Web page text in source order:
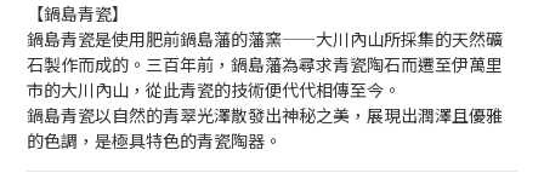
【鍋島青瓷】
鍋島青瓷是使用肥前鍋島藩的藩窯——大川內山所採集的天然礦
石製作而成的。三百年前，鍋島藩為尋求青瓷陶石而遷至伊萬里
市的大川內山，從此青瓷的技術便代代相傳至今。
鍋島青瓷以自然的青翠光澤散發出神秘之美，展現出潤澤且優雅
的色調，是極具特色的青瓷陶器。